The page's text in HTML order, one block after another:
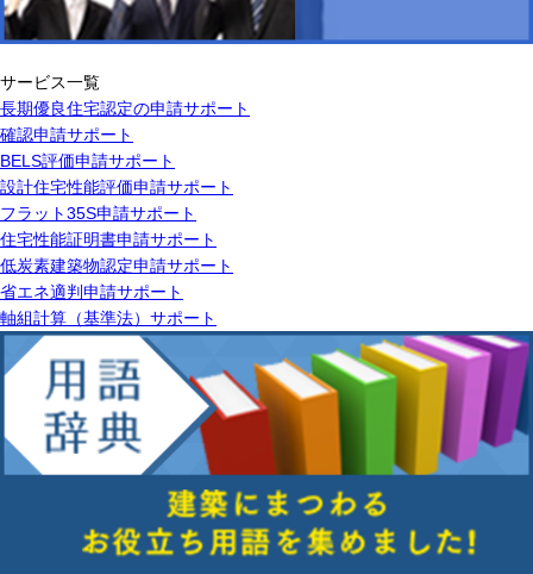
サービス一覧
長期優良住宅認定の申請サポート
確認申請サポート
BELS評価申請サポート
設計住宅性能評価申請サポート
フラット35S申請サポート
住宅性能証明書申請サポート
低炭素建築物認定申請サポート
省エネ適判申請サポート
軸組計算（基準法）サポート